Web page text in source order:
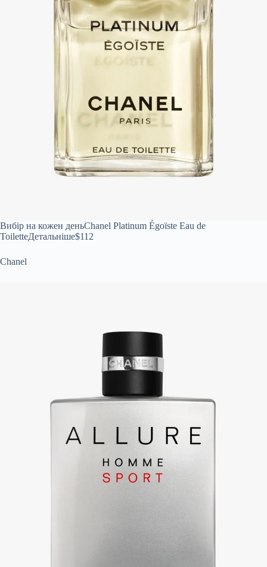
Вибір на кожен деньChanel Platinum Égoïste Eau de
ToiletteДетальніше$112
Chanel